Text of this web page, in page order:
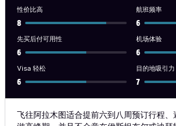
性价比高
8
航班频率
6
先买后付可用性
6
机场体验
6
Visa 轻松
6
目的地吸引力
7
飞往阿拉木图适合提前六到八周预订行程、